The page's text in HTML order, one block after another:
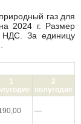
2024 г. Размер
НДС. За единицу
1
2
полугодие
—